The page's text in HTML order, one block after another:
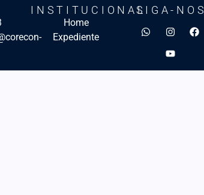
INSTITUCIONAL
Home
Expediente
SIGA-NOS